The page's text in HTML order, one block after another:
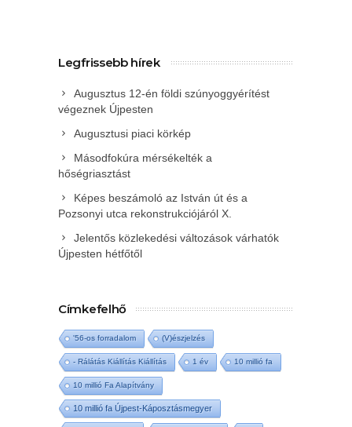
Legfrissebb hírek
Augusztus 12-én földi szúnyoggyérítést
végeznek Újpesten
Augusztusi piaci körkép
Másodfokúra mérsékelték a
hőségriasztást
Képes beszámoló az István út és a
Pozsonyi utca rekonstrukciójáról X.
Jelentős közlekedési változások várhatók
Újpesten hétfőtől
Címkefelhő
'56-os forradalom (V)észjelzés
- Rálátás Kiállítás Kiállítás 1 év 10 millió fa
10 millió Fa Alapítvány
10 millió fa Újpest-Káposztásmegyer